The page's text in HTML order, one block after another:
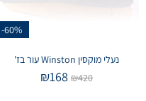
-60%
נעלי מוקסין Winston עור בז'
₪420
₪168